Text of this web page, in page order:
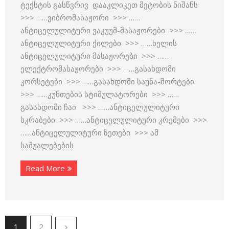
ტექსტის გასწვრივ დააკლიკეთ მეტობის ნიშანს
>>> ……ვიბრომასაჟორი >>> ……
ანტიცელულიტური ვაკუუმ-მასაჟორები >>> ……
ანტიცელულიტური ქილები >>> ……ხელის
ანტიცელულიტური მასაჟორები >>> ……
ელექტრომასაჟორები >>> ……გასახდომი
კორსეტები >>> ……გასახდომი საუნა-შორტები
>>> ……კუნთების სტიმულატორები >>> ……
გასახდომი ჩაი >>> ……ანტიცელულიტური
სკრაბები >>> ……ანტიცელულიტური კრემები >>>
……ანტიცელულიტური ზეთები >>> ამ
საშუალებების
Read More
1 2